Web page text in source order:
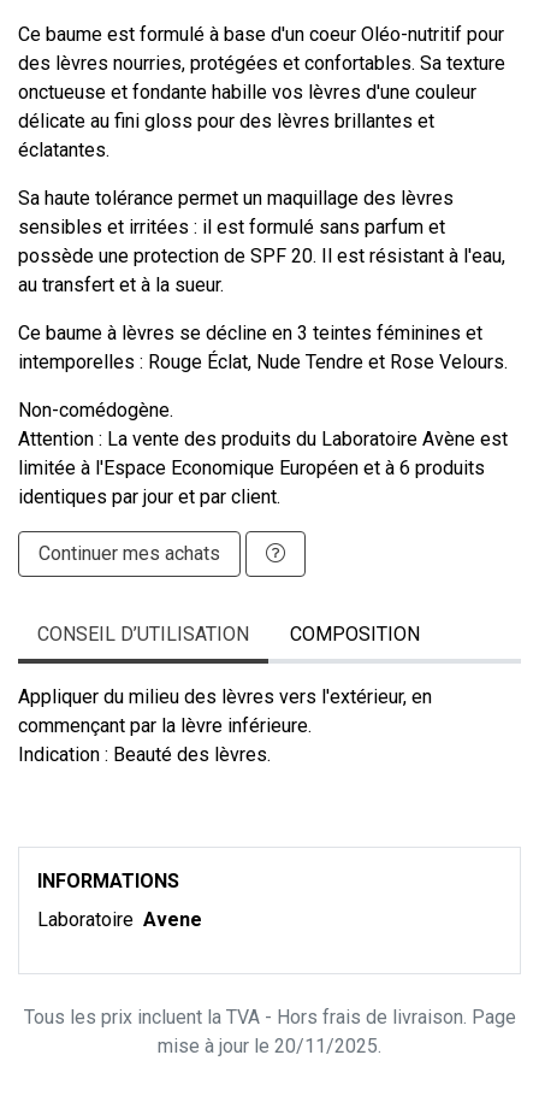
Ce baume est formulé à base d'un coeur Oléo-nutritif pour
des lèvres nourries, protégées et confortables. Sa texture
onctueuse et fondante habille vos lèvres d'une couleur
délicate au fini gloss pour des lèvres brillantes et
éclatantes.
Sa haute tolérance permet un maquillage des lèvres
sensibles et irritées : il est formulé sans parfum et
possède une protection de SPF 20. Il est résistant à l'eau,
au transfert et à la sueur.
Ce baume à lèvres se décline en 3 teintes féminines et
intemporelles : Rouge Éclat, Nude Tendre et Rose Velours.
Non-comédogène.
Attention : La vente des produits du Laboratoire Avène est
limitée à l'Espace Economique Européen et à 6 produits
identiques par jour et par client.
Continuer mes achats
CONSEIL D’UTILISATION COMPOSITION
Appliquer du milieu des lèvres vers l'extérieur, en
commençant par la lèvre inférieure.
Indication : Beauté des lèvres.
INFORMATIONS
Laboratoire Avene
Tous les prix incluent la TVA - Hors frais de livraison. Page
mise à jour le 20/11/2025.